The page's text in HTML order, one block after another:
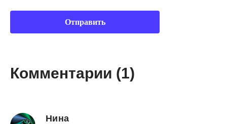
Комментарии (1)
Нина